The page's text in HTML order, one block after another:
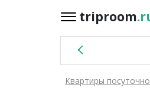
triproom
triproom.ru
Квартиры